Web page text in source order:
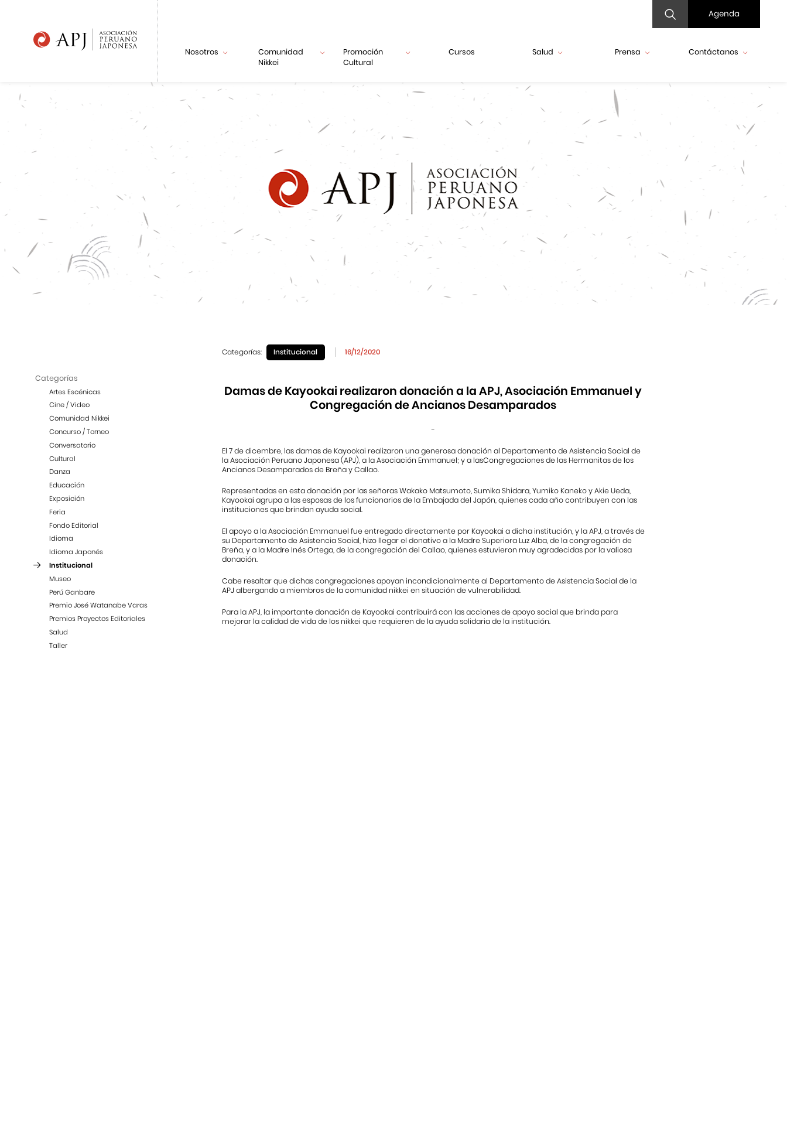
Agenda
Nosotros
Comunidad
Nikkei
Promoción
Cultural
Cursos Salud Prensa Contáctanos
Categorías
Artes Escénicas
Cine / Video
Comunidad Nikkei
Concurso / Torneo
Conversatorio
Cultural
Danza
Educación
Exposición
Feria
Fondo Editorial
Idioma
Idioma Japonés
Institucional
Museo
Perú Ganbare
Premio José Watanabe Varas
Premios Proyectos Editoriales
Salud
Taller
Categorías: Institucional 16/12/2020
Damas de Kayookai realizaron donación a la APJ, Asociación Emmanuel y
Congregación de Ancianos Desamparados
-
El 7 de dicembre, las damas de Kayookai realizaron una generosa donación al Departamento de Asistencia Social de
la Asociación Peruano Japonesa (APJ), a la Asociación Emmanuel; y a lasCongregaciones de las Hermanitas de los
Ancianos Desamparados de Breña y Callao.
Representadas en esta donación por las señoras Wakako Matsumoto, Sumika Shidara, Yumiko Kaneko y Akie Ueda,
Kayookai agrupa a las esposas de los funcionarios de la Embajada del Japón, quienes cada año contribuyen con las
instituciones que brindan ayuda social.
El apoyo a la Asociación Emmanuel fue entregado directamente por Kayookai a dicha institución, y la APJ, a través de
su Departamento de Asistencia Social, hizo llegar el donativo a la Madre Superiora Luz Alba, de la congregación de
Breña, y a la Madre Inés Ortega, de la congregación del Callao, quienes estuvieron muy agradecidas por la valiosa
donación.
Cabe resaltar que dichas congregaciones apoyan incondicionalmente al Departamento de Asistencia Social de la
APJ albergando a miembros de la comunidad nikkei en situación de vulnerabilidad.
Para la APJ, la importante donación de Kayookai contribuirá con las acciones de apoyo social que brinda para
mejorar la calidad de vida de los nikkei que requieren de la ayuda solidaria de la institución.